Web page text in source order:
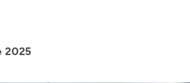
2025